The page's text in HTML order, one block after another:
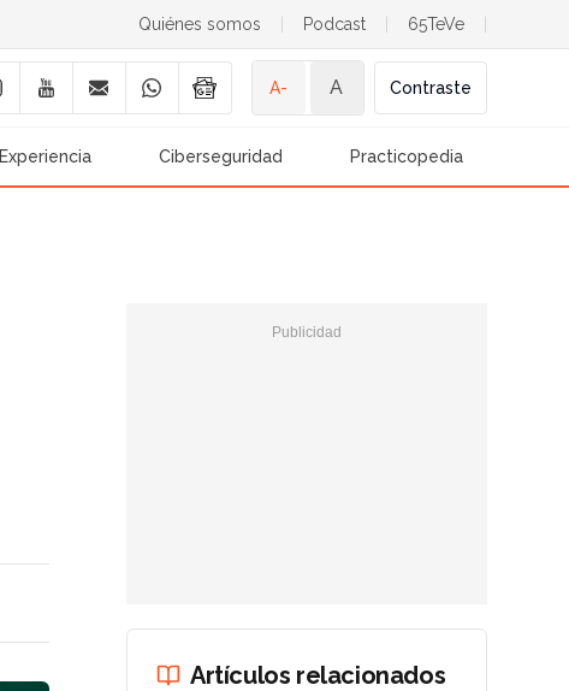
Quiénes somos Podcast 65TeVe
A- A Contraste
Experiencia Ciberseguridad Practicopedia
Artículos relacionados